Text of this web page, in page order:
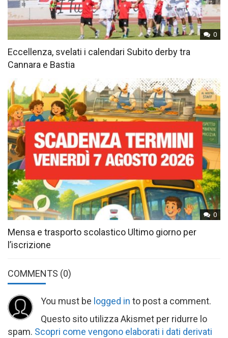
0
Eccellenza, svelati i calendari Subito derby tra
Cannara e Bastia
0
Mensa e trasporto scolastico Ultimo giorno per
l’iscrizione
COMMENTS (0)
You must be logged in to post a comment.
Questo sito utilizza Akismet per ridurre lo
spam. Scopri come vengono elaborati i dati derivati